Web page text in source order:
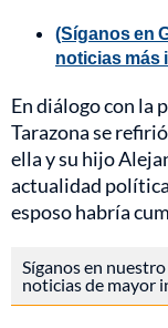
(Síganos en
noticias más
En diálogo con la
Tarazona se
ella y su hijo
actualidad
esposo habría
Síganos en nuestro
noticias de mayor